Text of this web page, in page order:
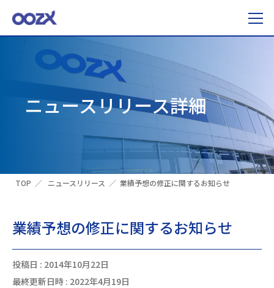
ニュースリリース詳細
TOP ニュースリリース 業績予想の修正に関するお知らせ
業績予想の修正に関するお知らせ
投稿日 : 2014年10月22日
最終更新日時 : 2022年4月19日